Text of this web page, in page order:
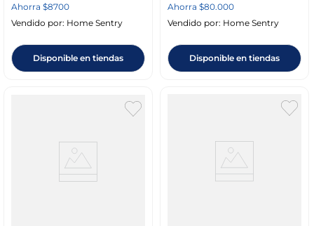
Ahorra $8700
Vendido por: Home Sentry
Disponible en tiendas
Ahorra $80.000
Vendido por: Home Sentry
Disponible en tiendas